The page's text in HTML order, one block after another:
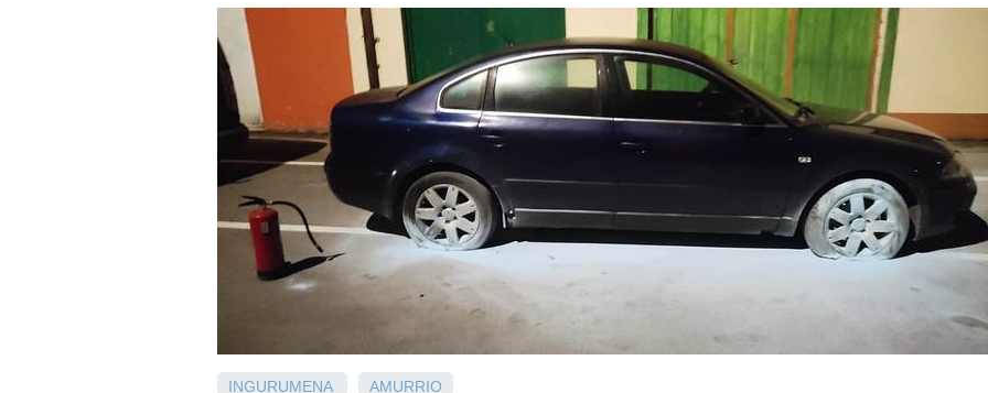
INGURUMENA AMURRIO